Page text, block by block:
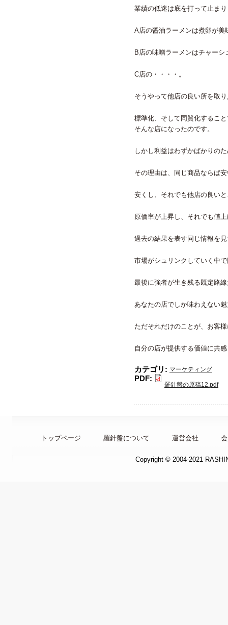
業績の低迷は底を打って止ま
A店の醤油ラーメンは煮卵が美
B店の味噌ラーメンはチャーシ
C店の・・・・。
そうやって他店の良い所を取
標準化、そして同質化するこ
そんな店になったのです。
しかし利益はわずかばかりの
その理由は、同じ商品ならば
安くし、それでも他店の良い
原価率が上昇し、それでも値
過去の結果を表す同じ情報を
市場がシュリンクしていく中
最後に強者が生き残る既定路
あなたの店でしか味わえない
ただそれだけのことが、お客
自分の店が提供する価値に共
カテゴリ: マーケティング
PDF:
羅針盤の原稿12.pdf
トップページ 羅針盤について 運営会社
Copyright © 2004-2021